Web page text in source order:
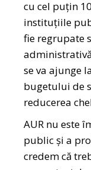
cu cel puțin
instituțiile
fie regrupate
se va ajunge
bugetului de
reducerea
AUR nu este
public și a
credem că